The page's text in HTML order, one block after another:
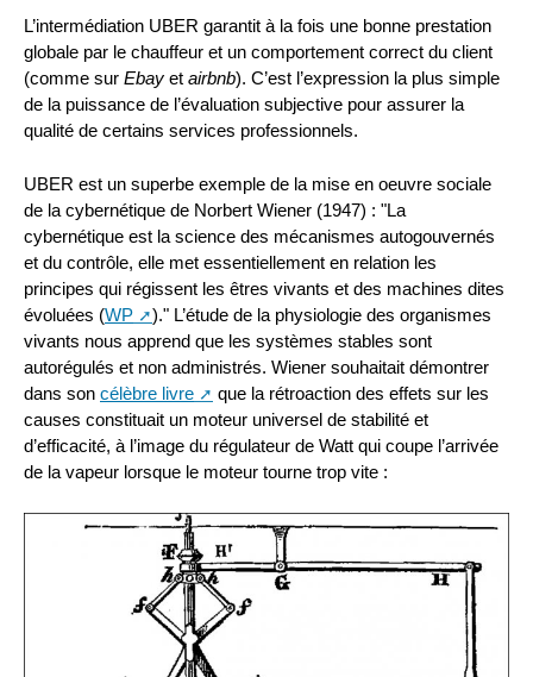
L’intermédiation UBER garantit à la fois une bonne prestation
globale par le chauffeur et un comportement correct du client
(comme sur Ebay et airbnb). C’est l’expression la plus simple
de la puissance de l’évaluation subjective pour assurer la
qualité de certains services professionnels.
UBER est un superbe exemple de la mise en oeuvre sociale
de la cybernétique de Norbert Wiener (1947) : "La
cybernétique est la science des mécanismes autogouvernés
et du contrôle, elle met essentiellement en relation les
principes qui régissent les êtres vivants et des machines dites
évoluées (WP
)." L’étude de la physiologie des organismes
vivants nous apprend que les systèmes stables sont
autorégulés et non administrés. Wiener souhaitait démontrer
dans son célèbre livre
que la rétroaction des effets sur les
causes constituait un moteur universel de stabilité et
d’efficacité, à l’image du régulateur de Watt qui coupe l’arrivée
de la vapeur lorsque le moteur tourne trop vite :